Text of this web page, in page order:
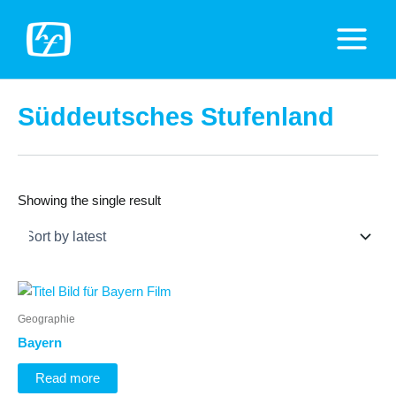
Inhalt
springen
Main
Süddeutsches Stufenland
Showing the single result
Geographie
Bayern
Read more